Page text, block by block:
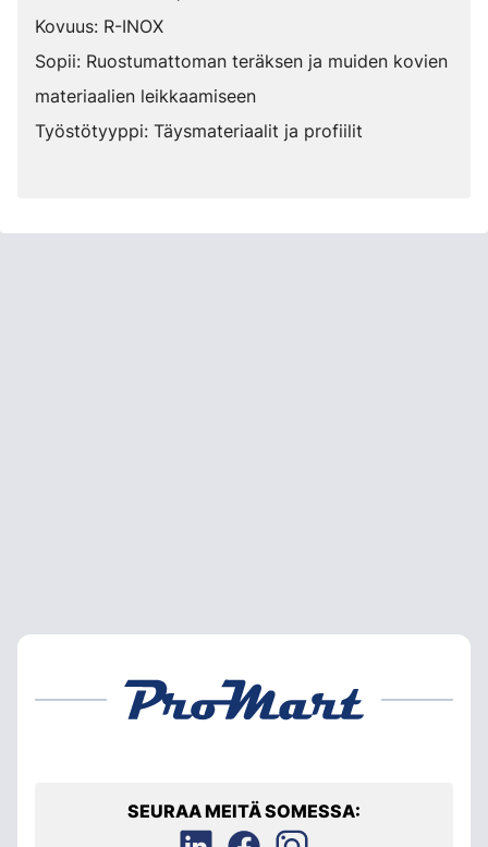
Kovuus: R-INOX
Sopii: Ruostumattoman teräksen ja muiden kovien
materiaalien leikkaamiseen
Työstötyyppi: Täysmateriaalit ja profiilit
SEURAA MEITÄ SOMESSA: